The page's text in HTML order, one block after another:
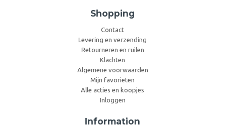
Shopping
Contact
Levering en verzending
Retourneren en ruilen
Klachten
Algemene voorwaarden
Mijn favorieten
Alle acties en koopjes
Inloggen
Information